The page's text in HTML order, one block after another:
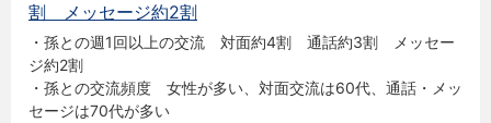
割 メッセージ約2割
・孫との週1回以上の交流 対面約4割 通話約3割 メッセー
ジ約2割
・孫との交流頻度 女性が多い、対面交流は60代、通話・メッ
セージは70代が多い